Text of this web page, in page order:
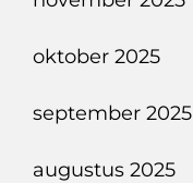
oktober 2025
september 2025
augustus 2025